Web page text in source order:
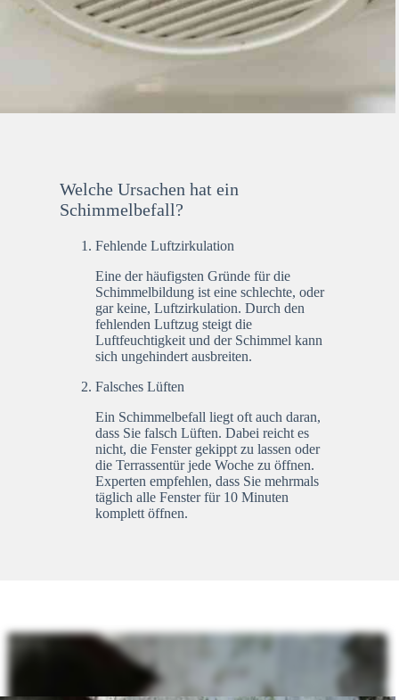
Welche Ursachen hat ein
Schimmelbefall?
Fehlende Luftzirkulation
Eine der häufigsten Gründe für die
Schimmelbildung ist eine schlechte, oder
gar keine, Luftzirkulation. Durch den
fehlenden Luftzug steigt die
Luftfeuchtigkeit und der Schimmel kann
sich ungehindert ausbreiten.
Falsches Lüften
Ein Schimmelbefall liegt oft auch daran,
dass Sie falsch Lüften. Dabei reicht es
nicht, die Fenster gekippt zu lassen oder
die Terrassentür jede Woche zu öffnen.
Experten empfehlen, dass Sie mehrmals
täglich alle Fenster für 10 Minuten
komplett öffnen.